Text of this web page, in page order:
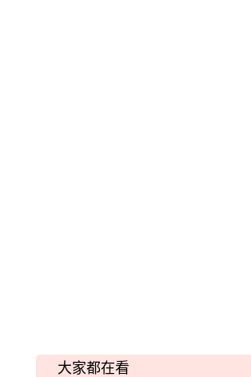
大家都在看